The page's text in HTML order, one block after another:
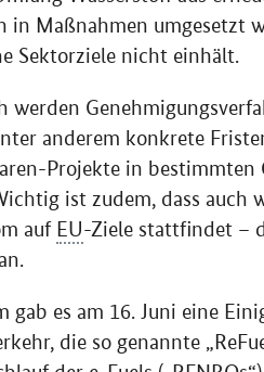
in Maßnahmen umgesetzt
Sektorziele nicht einhält.
werden
anderem konkrete
Projekte in
ist zudem, dass auch
auf EU-Ziele stattfindet –
gab es am 16. Juni eine
die so genannte